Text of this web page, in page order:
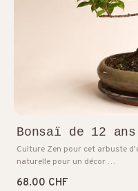
Bonsaï de 12 ans
Culture Zen pour cet arbuste
naturelle pour un décor …
68.00 CHF